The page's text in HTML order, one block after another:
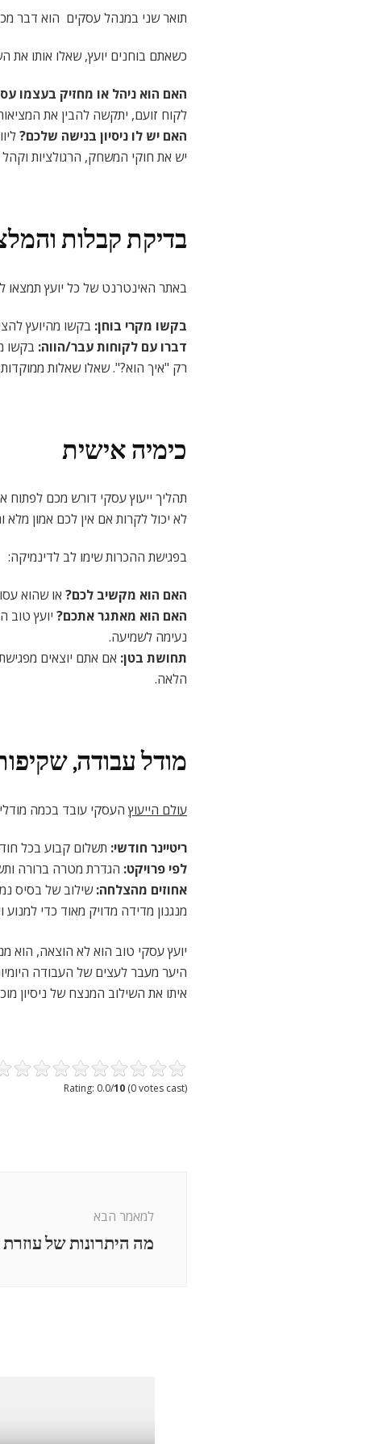
תואר שני במנהל עסקים הוא דבר
כשאתם בוחנים יועץ, שאלו אותו את
האם הוא ניהל או מחזיק בעצמו
לקוח זועם, יתקשה להבין את
האם יש לו ניסיון בנישה שלכם?
יש את חוקי המשחק, הרגולציות
בדיקת קבלות
באתר האינטרנט של כל יועץ תמצאו
בקשו מקרי בוחן: בקשו מהיועץ
דברו עם לקוחות עבר/הווה: בקשו
רק "איך הוא?". שאלו שאלות
כימיה אישית
תהליך ייעוץ עסקי דורש מכם
לא יכול לקרות אם אין לכם אמון מלא
בפגישת ההכרות שימו לב לדינמיקה:
האם הוא מקשיב לכם? או שהוא
האם הוא מאתגר אתכם? יועץ טוב
נעימה לשמיעה.
תחושת בטן: אם אתם יוצאים
הלאה.
מודל עבודה,
עולם הייעוץהעסקי עובד בכמה
ריטיינר חודשי: תשלום קבוע בכל
לפי פרויקט: הגדרת מטרה ברורה
אחוזים מהצלחה:שילוב של בסיס
מנגנון מדידה מדויק מאוד כדי למנוע
יועץ עסקי טוב הוא לא הוצאה, הוא
היער מעבר לעצים של העבודה
איתו את השילוב המנצח של ניסיון
Rating: 0.0/10 (0 votes cast)
למאמר הבא
מה היתרונות של